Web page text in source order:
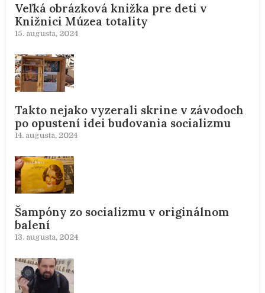
Veľká obrázková knižka pre deti v
Knižnici Múzea totality
15. augusta, 2024
Takto nejako vyzerali skrine v závodoch
po opustení idei budovania socializmu
14. augusta, 2024
Šampóny zo socializmu v originálnom
balení
13. augusta, 2024